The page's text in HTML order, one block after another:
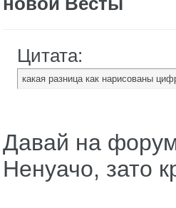
Цитата:
какая разница как нарисованы
Давай на
Ненуачо, зато